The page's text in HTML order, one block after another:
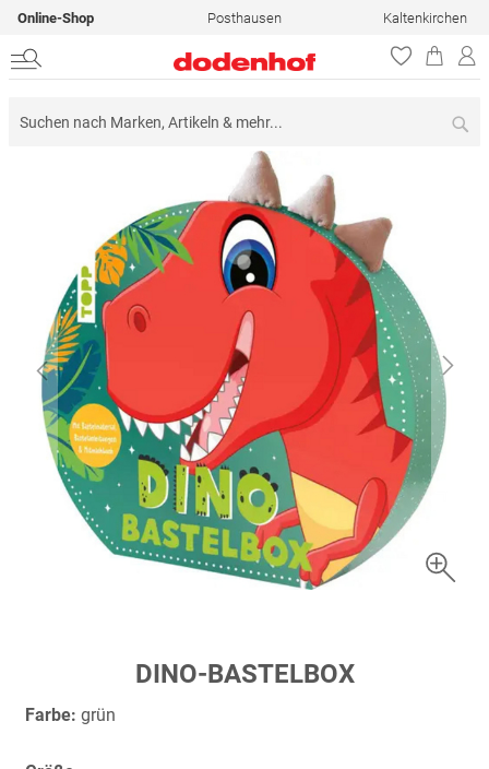
Online-Shop Posthausen Kaltenkirchen
der
DINO-BASTELBOX
Farbe: grün